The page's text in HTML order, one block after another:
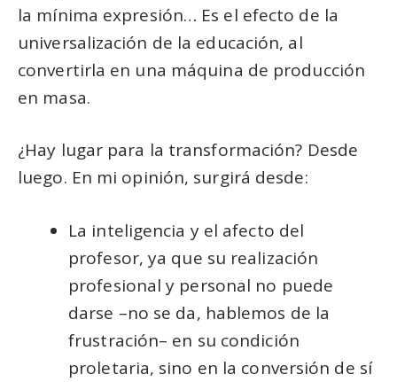
la mínima expresión… Es el efecto de la
universalización de la educación, al
convertirla en una máquina de producción
en masa.
¿Hay lugar para la transformación? Desde
luego. En mi opinión, surgirá desde:
La inteligencia y el afecto del
profesor, ya que su realización
profesional y personal no puede
darse –no se da, hablemos de la
frustración– en su condición
proletaria, sino en la conversión de sí